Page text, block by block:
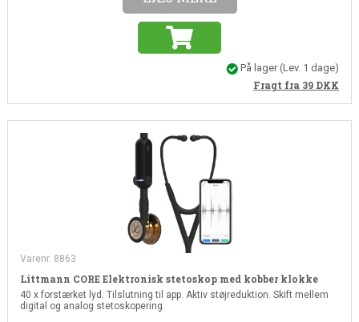
På lager(Lev. 1 dage)
Fragt fra 39 DKK
Varenr. 8863
Littmann CORE Elektronisk stetoskop med kobber klokke
40 x forstærket lyd. Tilslutning til app. Aktiv støjreduktion. Skift mellem
digital og analog stetoskopering.